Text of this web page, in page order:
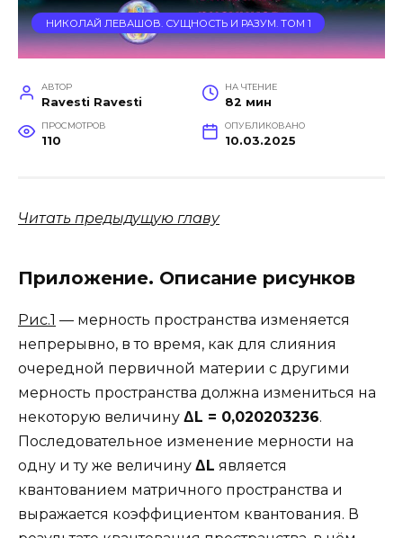
НИКОЛАЙ ЛЕВАШОВ. СУЩНОСТЬ И РАЗУМ. ТОМ 1
АВТОР
Ravesti Ravesti
НА ЧТЕНИЕ
82 мин
ПРОСМОТРОВ
110
ОПУБЛИКОВАНО
10.03.2025
Читать предыдущую главу
Приложение. Описание рисунков
Рис.1 — мерность пространства изменяется
непрерывно, в то время, как для слияния
очередной первичной материи с другими
мерность пространства должна измениться на
некоторую величину Δ L = 0,020203236.
Последовательное изменение мерности на
одну и ту же величину Δ L является
квантованием матричного пространства и
выражается коэффициентом квантования. В